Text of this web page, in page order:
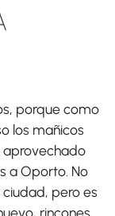
porque como
los mañicos
aprovechado
a Oporto. No
pero es
rincones